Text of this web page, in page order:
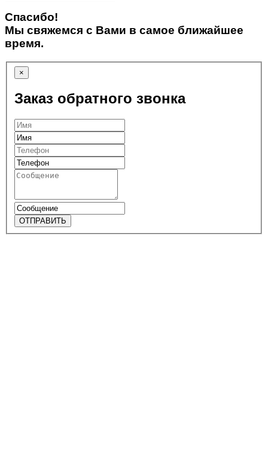
Спасибо!
Мы свяжемся с Вами в самое ближайшее
время.
×
Заказ обратного звонка
ОТПРАВИТЬ